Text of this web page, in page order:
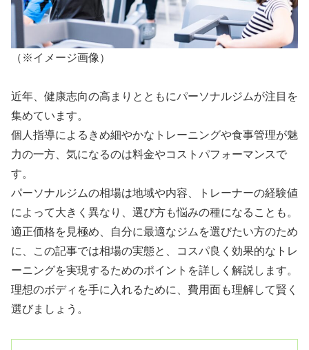
（※イメージ画像）
近年、健康志向の高まりとともにパーソナルジムが注目を
集めています。
個人指導によるきめ細やかなトレーニングや食事管理が魅
力の一方、気になるのは料金やコストパフォーマンスで
す。
パーソナルジムの相場は地域や内容、トレーナーの経験値
によって大きく異なり、選び方も悩みの種になることも。
適正価格を見極め、自分に最適なジムを選びたい方のため
に、この記事では相場の実態と、コスパ良く効果的なトレ
ーニングを実現するためのポイントを詳しく解説します。
理想のボディを手に入れるために、費用面も理解して賢く
選びましょう。